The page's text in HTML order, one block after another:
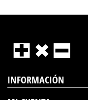
INFORMACIÓN